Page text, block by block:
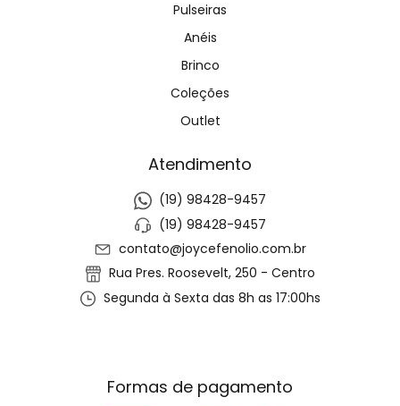
Pulseiras
Anéis
Brinco
Coleções
Outlet
Atendimento
(19) 98428-9457
(19) 98428-9457
contato@joycefenolio.com.br
Rua Pres. Roosevelt, 250 - Centro
Segunda à Sexta das 8h as 17:00hs
Formas de pagamento